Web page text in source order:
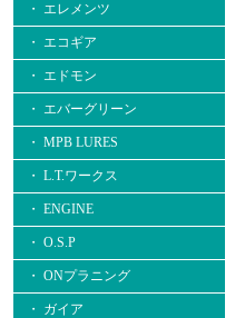
・ エレメンツ
・ エコギア
・ エドモン
・ エバーグリーン
・ MPB LURES
・ L.T.ワークス
・ ENGINE
・ O.S.P
・ ONプラニング
・ ガイア